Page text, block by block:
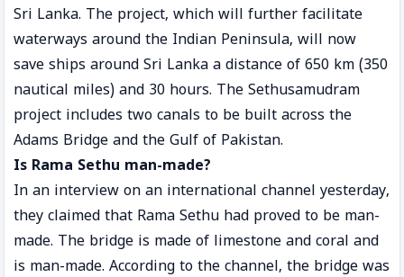
Sri Lanka. The project, which will further facilitate
waterways around the Indian Peninsula, will now
save ships around Sri Lanka a distance of 650 km (350
nautical miles) and 30 hours. The Sethusamudram
project includes two canals to be built across the
Adams Bridge and the Gulf of Pakistan.
Is Rama Sethu man-made?
In an interview on an international channel yesterday,
they claimed that Rama Sethu had proved to be man-
made. The bridge is made of limestone and coral and
is man-made. According to the channel, the bridge was